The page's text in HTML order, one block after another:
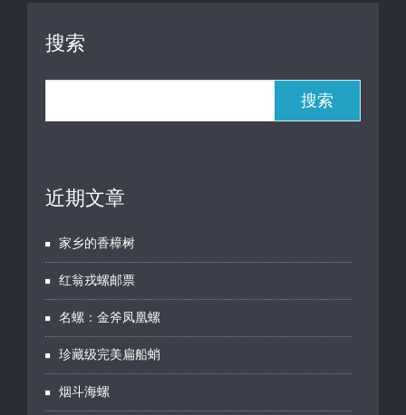
搜索
搜索
近期文章
家乡的香樟树
红翁戎螺邮票
名螺：金斧凤凰螺
珍藏级完美扁船蛸
烟斗海螺